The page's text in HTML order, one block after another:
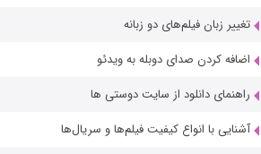
تغییر زبان فیلم‌های دو زبانه
اضافه کردن صدای دوبله به ویدئو
راهنمای دانلود از سایت دوستی ها
آشنایی با انواع کیفیت فیلم‌ها و سریال‌ها